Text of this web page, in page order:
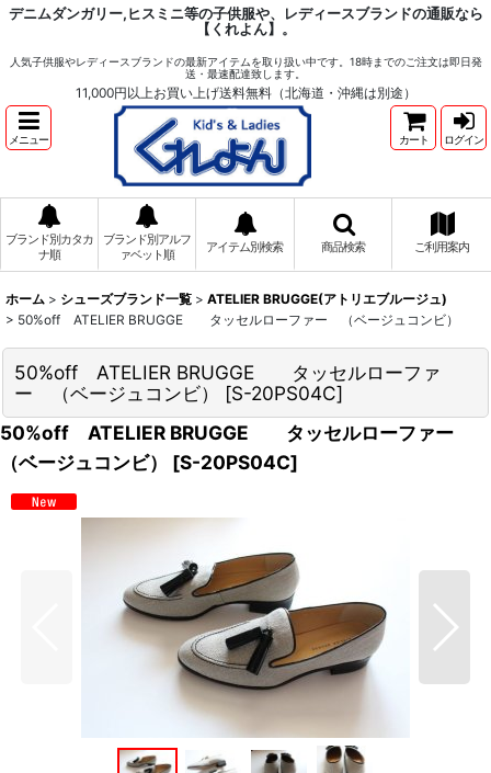
デニムダンガリー,ヒスミニ等の子供服や、レディースブランドの通販なら
【くれよん】。
人気子供服やレディースブランドの最新アイテムを取り扱い中です。18時までのご注文は即日発
送・最速配達致します。
11,000円以上お買い上げ送料無料（北海道・沖縄は別途）
メニュー カート ログイン
ブランド別カタカ
ナ順
ブランド別アルフ
ァベット順
アイテム別検索 商品検索 ご利用案内
ホーム > シューズブランド一覧 > ATELIER BRUGGE(アトリエブルージュ)
> 50%off ATELIER BRUGGE タッセルローファー （ベージュコンビ）
50%off ATELIER BRUGGE タッセルローファ
ー （ベージュコンビ）
[S-20PS04C]
50%off ATELIER BRUGGE タッセルローファー
（ベージュコンビ）
[S-20PS04C]